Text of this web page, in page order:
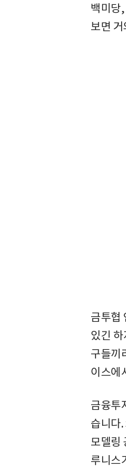
백미당
보면
금투협
있긴
구들끼
이스에
금융투
습니다
모델링
루니스